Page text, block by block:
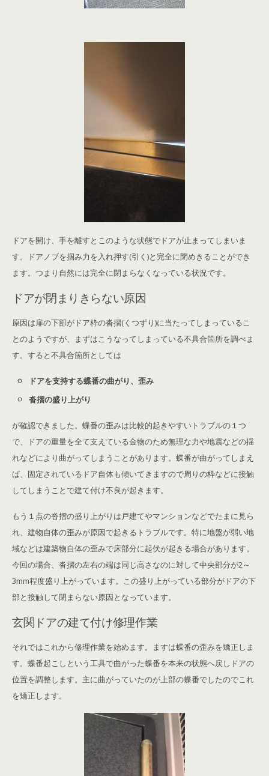
ドアを開け、手を離すとこのような状態でドアが止まってしまいま
す。ドアノブを掴み力を入れ押す(引く)と完全に閉めきることができ
ます。つまり自然には完全に閉まらなくなっている状況です。
ドアが閉まりきらない原因
原因は扉の下部がドア枠の沓摺(くつずり)に当たってしまっているこ
とのようですが、まずはこうなってしまっている不具合箇所を調べま
す。すると不具合箇所としては
ドアを支持する蝶番の曲がり、歪み
沓摺の盛り上がり
が確認できました。蝶番の歪みは比較的起きやすいトラブルの１つ
で、ドアの重量を全て支えている金物のため無理な力や地震などの揺
れなどにより曲がってしまうことがあります。蝶番が曲がってしまえ
ば、固定されているドア自体も傾いてきますので周りの枠などに接触
してしまうことで建て付け不良が起きます。
もう１点の沓摺の盛り上がりは戸建てやマンションなどでたまに見ら
れ、建物自体の歪みが原因で起きるトラブルです。特に地盤が弱い地
域などは建築物自体の歪みで床部分に起伏が起きる場合があります。
今回の場合、沓摺の左右の端は同じ高さなのに対して中央部分が2～
3mm程度盛り上がっています。この盛り上がっている部分がドアの下
部と接触して閉まらない原因となっています。
玄関ドアの建て付け修理作業
それではこれから修理作業を始めます。ますは蝶番の歪みを矯正しま
す。蝶番起こしという工具で曲がった蝶番を本来の状態へ戻しドアの
位置を調整します。主に曲がっていたのが上部の蝶番でしたのでこれ
を矯正します。